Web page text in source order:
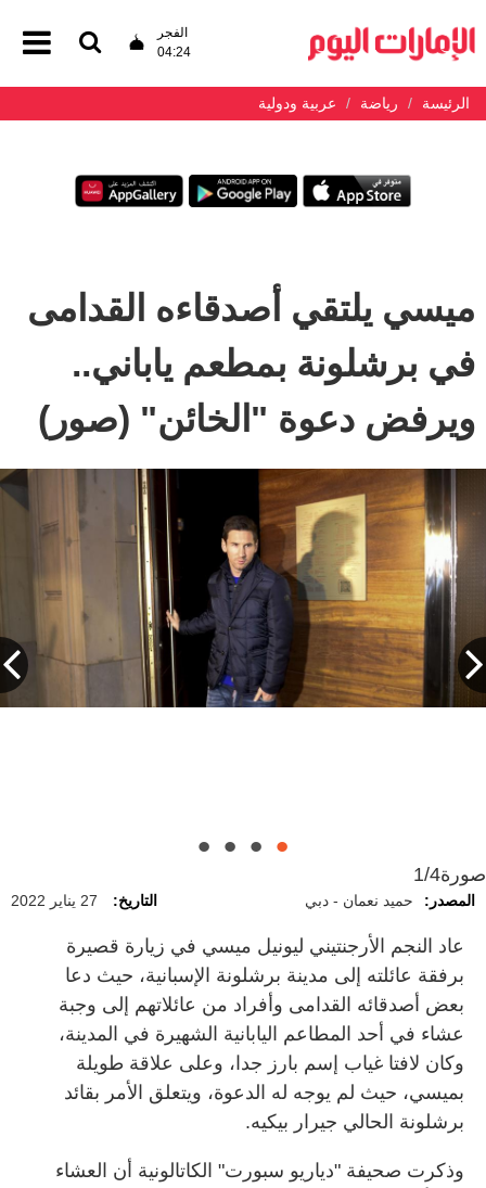
الفجر
04:24
الرئيسة رياضة عربية ودولية
ميسي يلتقي أصدقاءه القدامى
في برشلونة بمطعم ياباني..
ويرفض دعوة "الخائن" (صور)
صورة1/4
المصدر: حميد نعمان - دبي التاريخ: 27 يناير 2022
عاد النجم الأرجنتيني ليونيل ميسي في زيارة قصيرة
برفقة عائلته إلى مدينة برشلونة الإسبانية، حيث دعا
بعض أصدقائه القدامى وأفراد من عائلاتهم إلى وجبة
عشاء في أحد المطاعم اليابانية الشهيرة في المدينة،
وكان لافتا غياب إسم بارز جدا، وعلى علاقة طويلة
بميسي، حيث لم يوجه له الدعوة، ويتعلق الأمر بقائد
برشلونة الحالي جيرار بيكيه.
وذكرت صحيفة "دياريو سبورت" الكاتالونية أن العشاء